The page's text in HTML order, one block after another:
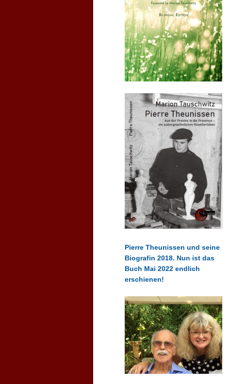
Pierre Theunissen und seine
Biografin 2018. Nun ist das
Buch Mai 2022 endlich
erschienen!